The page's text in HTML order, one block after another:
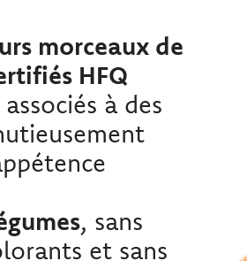
morceaux de
HFQ
à des
, sans
et sans